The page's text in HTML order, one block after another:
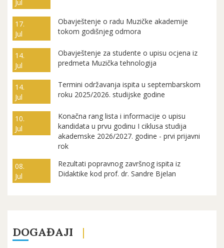
Jul
17.
Jul
Obavještenje o radu Muzičke akademije
tokom godišnjeg odmora
14.
Jul
Obavještenje za studente o upisu ocjena iz
predmeta Muzička tehnologija
14.
Jul
Termini održavanja ispita u septembarskom
roku 2025/2026. studijske godine
10.
Jul
Konačna rang lista i informacije o upisu
kandidata u prvu godinu I ciklusa studija
akademske 2026/2027. godine - prvi prijavni
rok
08.
Jul
Rezultati popravnog završnog ispita iz
Didaktike kod prof. dr. Sandre Bjelan
DOGAĐAJI